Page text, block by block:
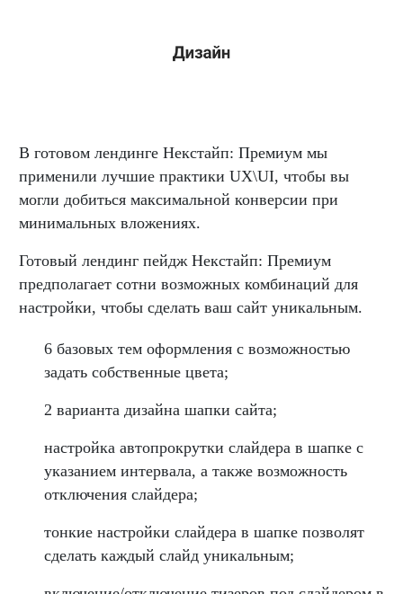
В готовом лендинге Некстайп: Премиум мы
применили лучшие практики UX\UI, чтобы вы
могли добиться максимальной конверсии при
минимальных вложениях.
Готовый лендинг пейдж Некстайп: Премиум
предполагает сотни возможных комбинаций для
настройки, чтобы сделать ваш сайт уникальным.
6 базовых тем оформления с возможностью
задать собственные цвета;
2 варианта дизайна шапки сайта;
настройка автопрокрутки слайдера в шапке с
указанием интервала, а также возможность
отключения слайдера;
тонкие настройки слайдера в шапке позволят
сделать каждый слайд уникальным;